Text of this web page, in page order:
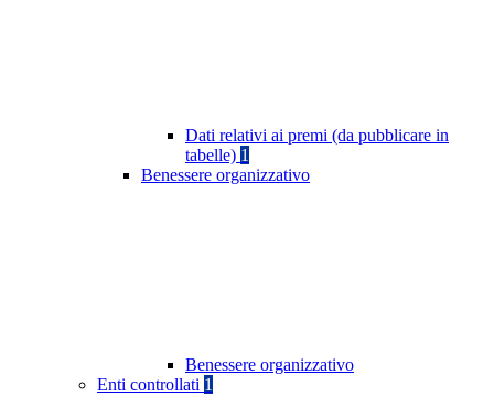
Dati relativi ai premi (da pubblicare in
tabelle) 1
Benessere organizzativo
Benessere organizzativo
Enti controllati 1